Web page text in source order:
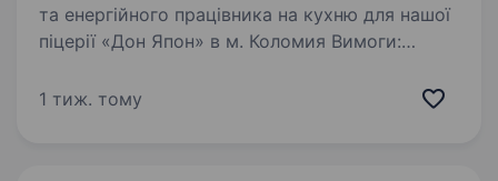
та енергійного працівника на кухню для нашої
піцерії «Дон Япон» в м. Коломия Вимоги:
розглянути без досвіду, але з великим
1 тиж. тому